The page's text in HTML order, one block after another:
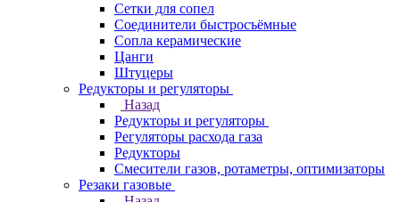
Сетки для сопел
Соединители быстросъёмные
Сопла керамические
Цанги
Штуцеры
Редукторы и регуляторы
Назад
Редукторы и регуляторы
Регуляторы расхода газа
Редукторы
Смесители газов, ротаметры, оптимизаторы
Резаки газовые